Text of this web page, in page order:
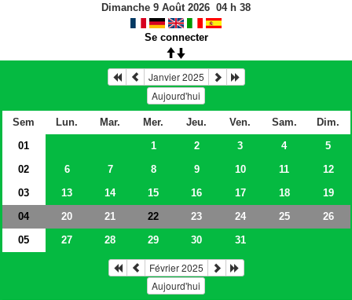
Dimanche 9 Août 2026 04h 38
Se connecter
Janvier 2025
Aujourd'hui
Sem Lun. Mar. Mer. Jeu. Ven. Sam.
Dim.
01
1 2 3 4
5
02
6 7 8 9 10 11
12
03
13 14 15 16 17 18
19
04
20 21 22 23 24 25
26
05
27 28 29 30 31
Février 2025
Aujourd'hui